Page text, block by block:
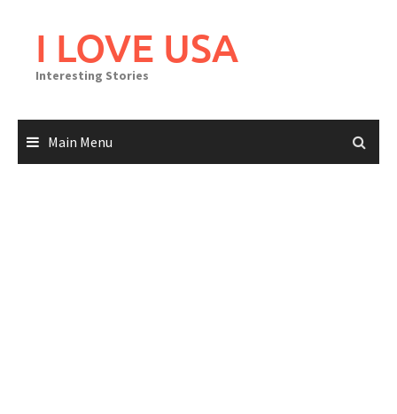
I LOVE USA
Interesting Stories
Main Menu